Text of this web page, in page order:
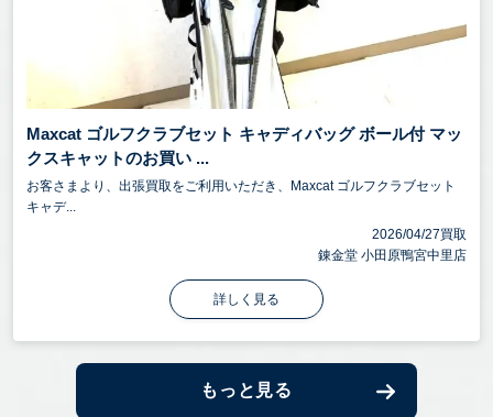
Maxcat ゴルフクラブセット キャディバッグ ボール付 マッ
クスキャットのお買い ...
お客さまより、出張買取をご利用いただき、Maxcat ゴルフクラブセット
キャデ...
2026/04/27買取
錬金堂 小田原鴨宮中里店
詳しく見る
もっと見る